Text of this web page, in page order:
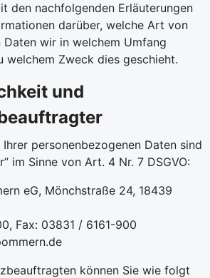
den nachfolgenden Erläuterungen
darüber, welche Art von
Daten wir in welchem Umfang
welchem Zweck dies geschieht.
und
personenbezogenen Daten sind
im Sinne von Art. 4 Nr. 7 DSGVO:
eG, Mönchstraße 24, 18439
Fax: 03831 / 6161-900
können Sie wie folgt